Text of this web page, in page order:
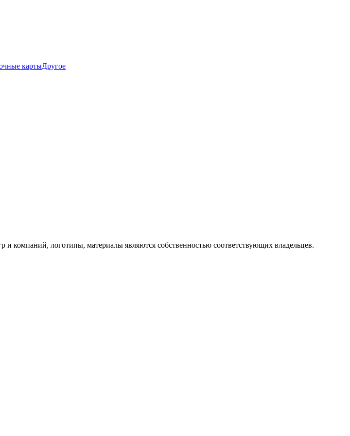
картыДругое
и компаний, логотипы, материалы являются собственностью соответствующих владельцев.